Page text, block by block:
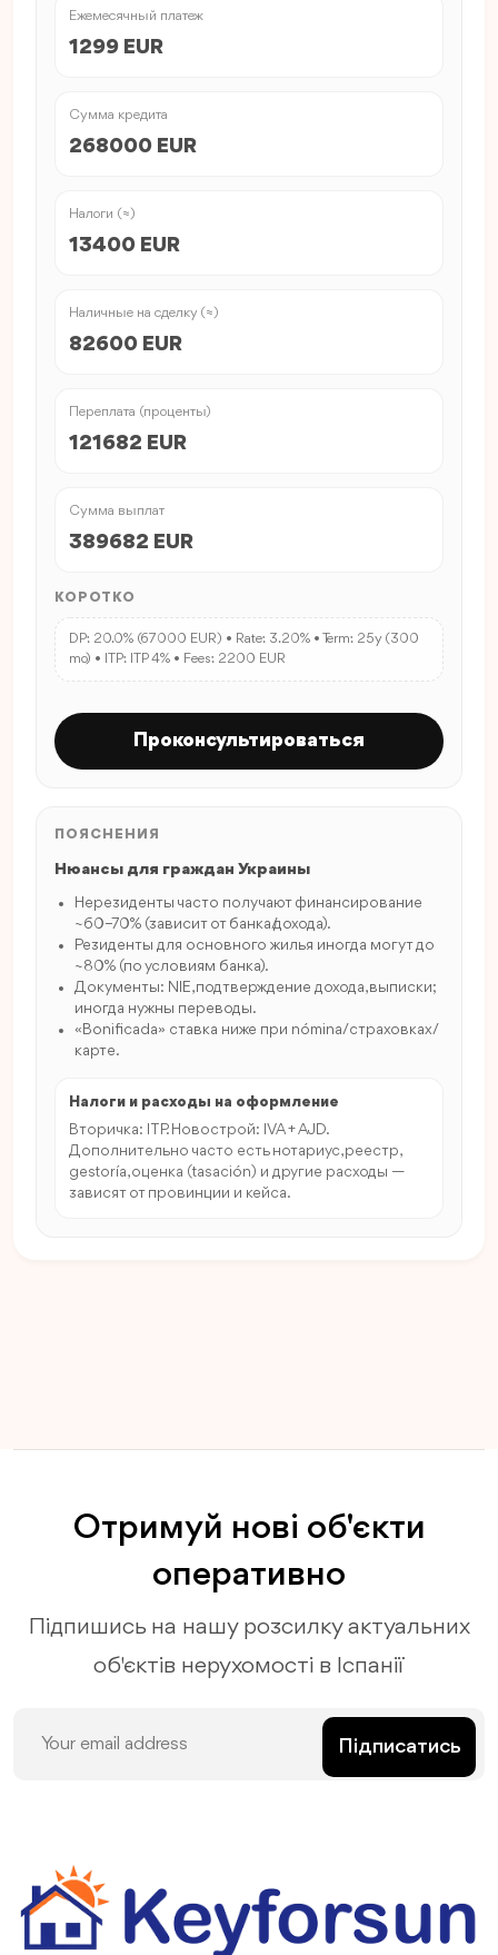
Ежемесячный платеж
1299 EUR
Сумма кредита
268000 EUR
Налоги (≈)
13400 EUR
Наличные на сделку (≈)
82600 EUR
Переплата (проценты)
121682 EUR
Сумма выплат
389682 EUR
КОРОТКО
DP: 20.0% (67000 EUR) • Rate: 3.20% • Term: 25y (300
mo) • ITP: ITP 4% • Fees: 2200 EUR
Проконсультироваться
ПОЯСНЕНИЯ
Нюансы для граждан Украины
Нерезиденты часто получают финансирование
~60–70% (зависит от банка/дохода).
Резиденты для основного жилья иногда могут до
~80% (по условиям банка).
Документы: NIE, подтверждение дохода, выписки;
иногда нужны переводы.
«Bonificada» ставка ниже при nómina/страховках/
карте.
Налоги и расходы на оформление
Вторичка: ITP. Новострой: IVA + AJD.
Дополнительно часто есть нотариус, реестр,
gestoría, оценка (tasación) и другие расходы —
зависят от провинции и кейса.
Отримуй нові об'єкти
оперативно
Підпишись на нашу розсилку актуальних
об'єктів нерухомості в Іспанії
Підписатись